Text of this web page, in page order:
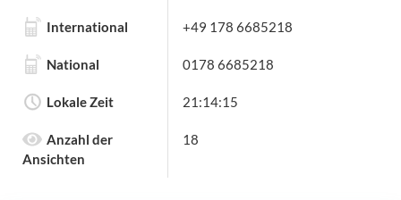
International +49 178 6685218
National 0178 6685218
Lokale Zeit 21:14:15
Anzahl der
Ansichten
18